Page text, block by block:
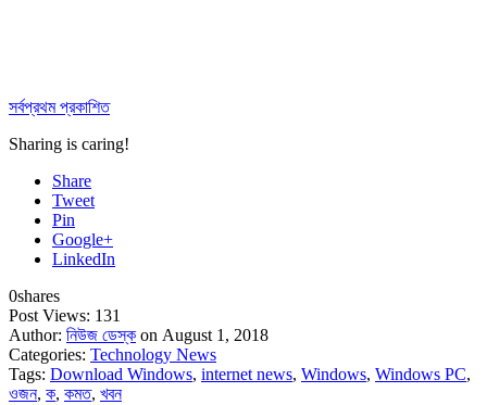
সর্বপ্রথম প্রকাশিত
Sharing is caring!
Share
Tweet
Pin
Google+
LinkedIn
0shares
Post Views: 131
Author: নিউজ ডেস্ক on August 1, 2018
Categories: Technology News
Tags: Download Windows, internet news, Windows, Windows PC,
ওজন, ক, কমত, খবন